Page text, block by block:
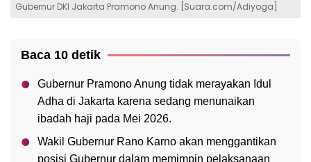
Gubernur DKI Jakarta Pramono Anung. [Suara.com/Adiyoga]
Baca 10 detik
Gubernur Pramono Anung tidak merayakan Idul
Adha di Jakarta karena sedang menunaikan
ibadah haji pada Mei 2026.
Wakil Gubernur Rano Karno akan menggantikan
posisi Gubernur dalam memimpin pelaksanaan